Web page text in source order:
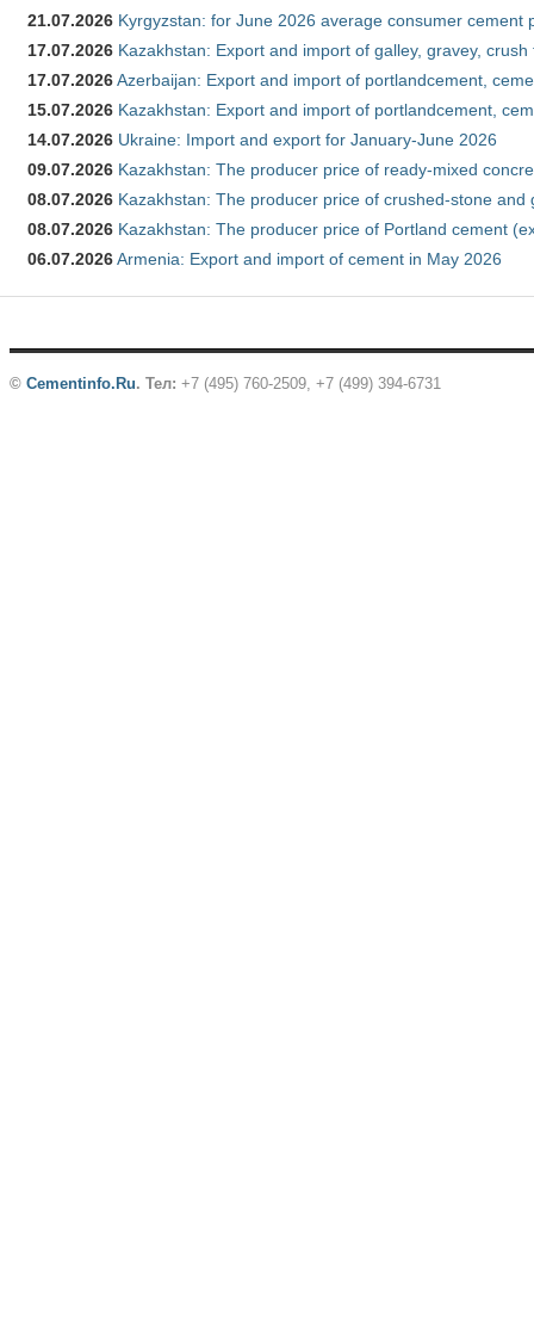
21.07.2026 Kyrgyzstan: for June 2026 average consumer cement
17.07.2026 Kazakhstan: Export and import of galley, gravey,
17.07.2026Azerbaijan: Export and import of portlandcement,
15.07.2026 Kazakhstan: Export and import of portlandcement,
14.07.2026 Ukraine: Import and export for January-June 2026
09.07.2026 Kazakhstan: The producer price of ready-mixed
08.07.2026 Kazakhstan: The producer price of crushed-stone and
08.07.2026 Kazakhstan: The producer price of Portland cement
06.07.2026Armenia: Export and import of cement in May 2026
© Cementinfo.Ru. Тел: +7 (495) 760-2509, +7 (499) 394-6731